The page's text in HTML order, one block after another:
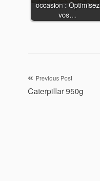
occasion : Optimisez
vos…
Navigation
Previous Post
Caterpillar 950g